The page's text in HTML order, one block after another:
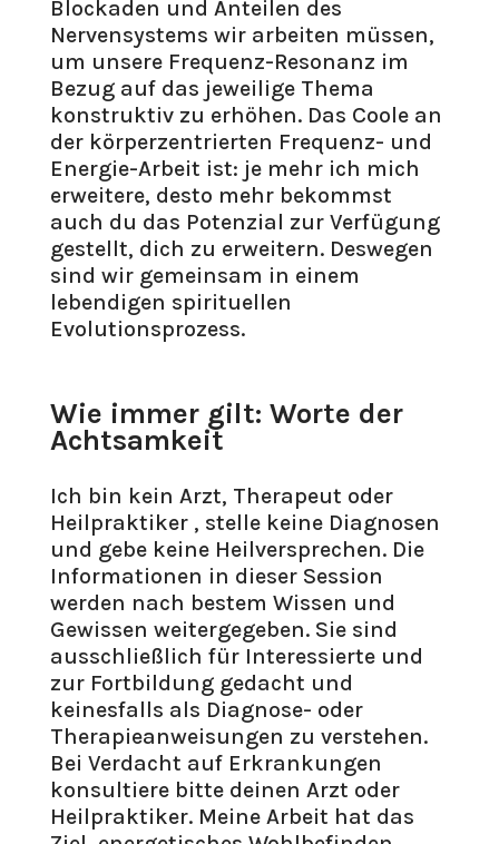
Blockaden und Anteilen des
Nervensystems wir arbeiten müssen,
um unsere Frequenz-Resonanz im
Bezug auf das jeweilige Thema
konstruktiv zu erhöhen. Das Coole an
der körperzentrierten Frequenz- und
Energie-Arbeit ist: je mehr ich mich
erweitere, desto mehr bekommst
auch du das Potenzial zur Verfügung
gestellt, dich zu erweitern. Deswegen
sind wir gemeinsam in einem
lebendigen spirituellen
Evolutionsprozess.
Wie immer gilt: Worte der
Achtsamkeit
Ich bin kein Arzt, Therapeut oder
Heilpraktiker , stelle keine Diagnosen
und gebe keine Heilversprechen. Die
Informationen in dieser Session
werden nach bestem Wissen und
Gewissen weitergegeben. Sie sind
ausschließlich für Interessierte und
zur Fortbildung gedacht und
keinesfalls als Diagnose- oder
Therapieanweisungen zu verstehen.
Bei Verdacht auf Erkrankungen
konsultiere bitte deinen Arzt oder
Heilpraktiker. Meine Arbeit hat das